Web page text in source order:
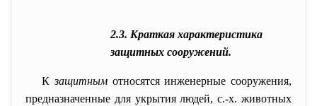
2.3. Краткая характеристика
защитных сооружений.
Кзащитным относятся инженерные сооружения,
предназначенные для укрытия людей, с.-х. животных